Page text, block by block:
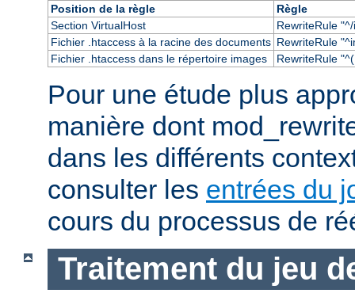
Position de la règle
Règle
Section VirtualHost
RewriteRule
Fichier .htaccess à la racine des documents RewriteRule
Fichier .htaccess dans le répertoire images
RewriteRule
Pour une étude plus
manière dont
dans les différents
consulter les entrées du
cours du processus de
Traitement du jeu